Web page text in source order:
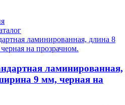
ламинированная,
9 мм, черная на